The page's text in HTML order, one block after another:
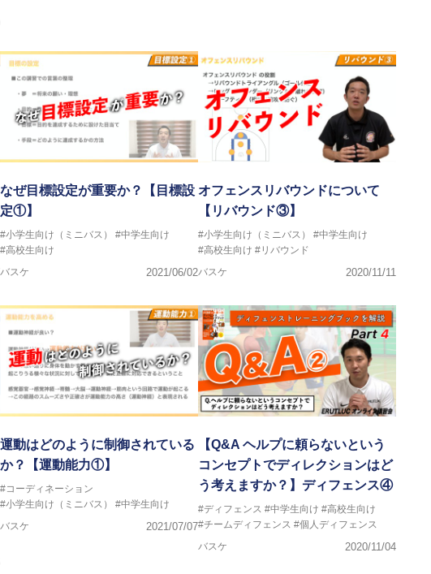
なぜ目標設定が重要か？【目標設
定①】
#小学生向け（ミニバス）
#中学生向け
#高校生向け
バスケ
2021/06/02
オフェンスリバウンドについて
【リバウンド③】
#小学生向け（ミニバス）
#中学生向け
#高校生向け #リバウンド
バスケ
2020/11/11
運動はどのように制御されている
か？【運動能力①】
#コーディネーション
#小学生向け（ミニバス）
#中学生向け
バスケ
2021/07/07
【Q&A ヘルプに頼らないという
コンセプトでディレクションはど
う考えますか？】ディフェンス④
#ディフェンス #中学生向け #高校生向け
#チームディフェンス #個人ディフェンス
バスケ
2020/11/04